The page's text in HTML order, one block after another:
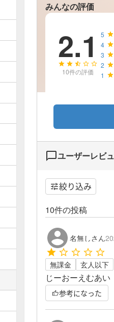
みんなの評価
2.1
10件の評価
5
4
3
2
1
ユーザーレビ
絞り込み
10件の投稿
名無しさん
無課金 玄人以下
じーおーえむあ
参考になった